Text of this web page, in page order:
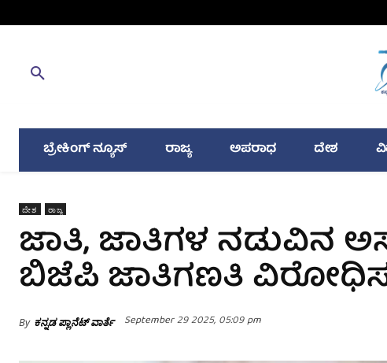
ಬ್ರೇಕಿಂಗ್ ನ್ಯೂಸ್ ರಾಜ್ಯ ಅಪರಾಧ ದೇಶ
ದೇಶ ರಾಜ್ಯ
ಜಾತಿ, ಜಾತಿಗಳ ನಡುವಿನ
ಬಿಜೆಪಿ ಜಾತಿಗಣತಿ
By ಕನ್ನಡ ಪ್ಲಾನೆಟ್ ವಾರ್ತೆ September 29 2025, 05:09 pm